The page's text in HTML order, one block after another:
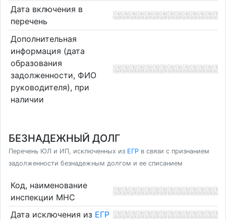
Дата включения в
перечень
Дополнительная
информация (дата
образования
задолженности, ФИО
руководителя), при
наличии
БЕЗНАДЕЖНЫЙ ДОЛГ
Перечень ЮЛ и ИП, исключенных из ЕГР в связи с признанием
задолженности безнадежным долгом и ее списанием
Код, наименование
инспекции МНС
Дата исключения из ЕГР